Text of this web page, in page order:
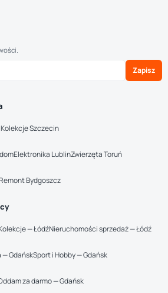
Zapisz
Szczecin
Elektronika LublinZwierzęta Toruń
Bydgoszcz
— ŁódźNieruchomości sprzedaż — Łódź
— GdańskSport i Hobby — Gdańsk
za darmo — Gdańsk